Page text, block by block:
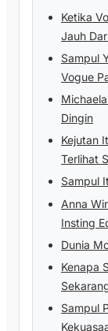
Ketika
Jauh
Sampul
Vogue
Dingin
Kejutan
Terlihat
Sampul
Anna
Insting
Dunia
Kenapa
Sampul